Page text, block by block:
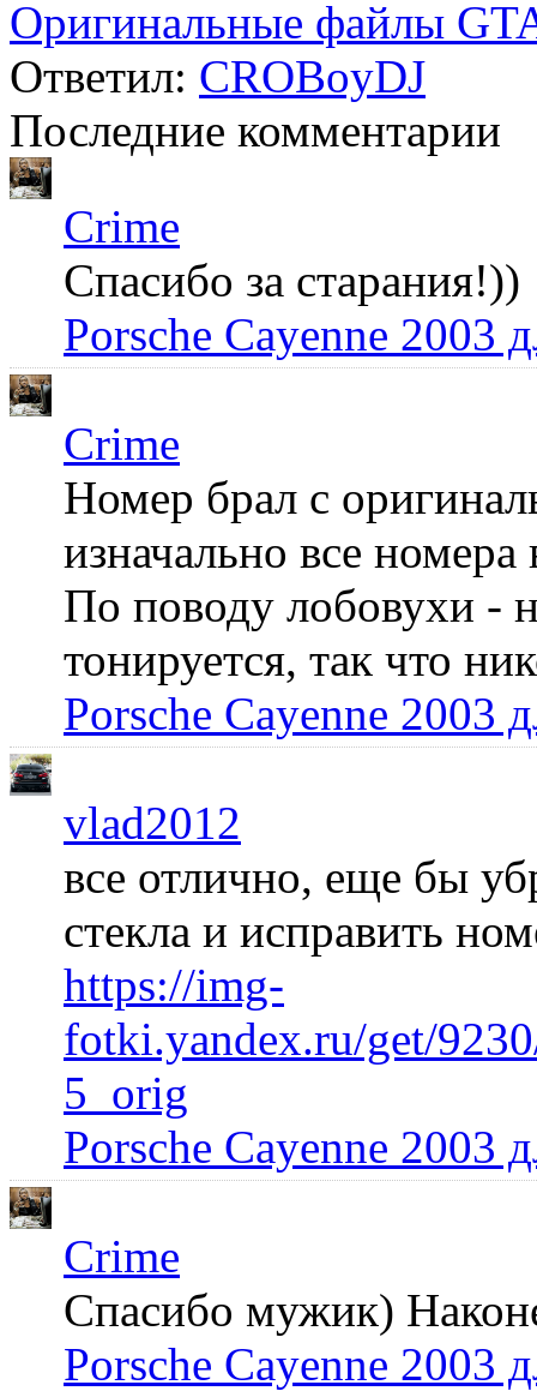
Оригинальные файлы
Ответил: CROBoyDJ
Последние комментарии
Crime
Спасибо за старания!))
Porsche Cayenne 2003
Crime
Номер брал с
изначально все
По поводу лобовухи -
тонируется, так что
Porsche Cayenne 2003
vlad2012
все отлично, еще бы
стекла и исправить
https://img-
fotki.yandex.ru/get/
5_orig
Porsche Cayenne 2003
Crime
Спасибо мужик)
Porsche Cayenne 2003